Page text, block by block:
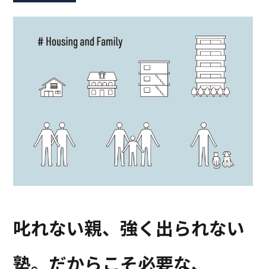
叱れない親、強く出られない
塾。だからこそ必要な、